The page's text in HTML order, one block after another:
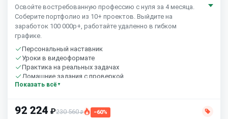
Освойте востребованную профессию с нуля за 4 месяца.
Соберите портфолио из 10+ проектов. Выйдите на
заработок 100 000р+, работайте удаленно в гибком
графике.
Персональный наставник
Уроки в видеоформате
Практика на реальных задачах
Домашние задания с проверкой
Бесплатный пробный урок
Показать всё
92 224 ₽230 560₽
−60%